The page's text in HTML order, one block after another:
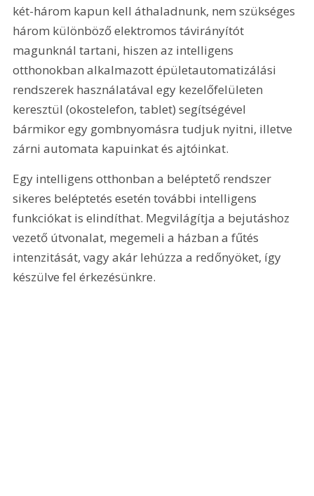
két-három kapun kell áthaladnunk, nem szükséges
három különböző elektromos távirányítót
magunknál tartani, hiszen az intelligens
otthonokban alkalmazott épületautomatizálási
rendszerek használatával egy kezelőfelületen
keresztül (okostelefon, tablet) segítségével
bármikor egy gombnyomásra tudjuk nyitni, illetve
zárni automata kapuinkat és ajtóinkat.
Egy intelligens otthonban a beléptető rendszer
sikeres beléptetés esetén további intelligens
funkciókat is elindíthat. Megvilágítja a bejutáshoz
vezető útvonalat, megemeli a házban a fűtés
intenzitását, vagy akár lehúzza a redőnyöket, így
készülve fel érkezésünkre.